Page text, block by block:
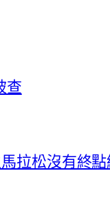
查
拉松沒有終